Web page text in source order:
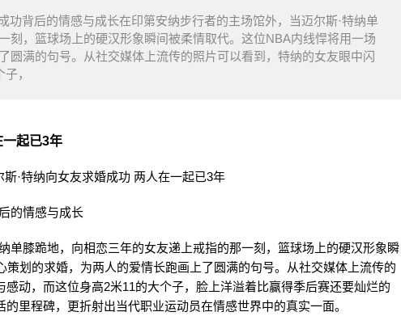
功背后的情感与成长在印第安纳步行者的主场馆外，当迈尔斯·特纳单
刻，篮球场上的硬汉形象瞬间被柔情取代。这位NBA内线悍将用一场
圆满的句号。从社交媒体上流传的照片可以看到，特纳的女友眼中闪
，
一起已3年
的情感与成长
单膝跪地，向相恋三年的女友递上戒指的那一刻，篮球场上的硬汉形象瞬
划的求婚，为两人的爱情长跑画上了圆满的句号。从社交媒体上流传的
动，而这位身高2米11的大个子，脸上洋溢着比赢得季后赛还要灿烂的
里程碑，更折射出当代职业运动员在情感世界中的真实一面。